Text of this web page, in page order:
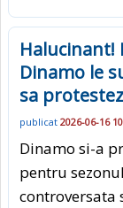
Halucinant!
Dinamo le
sa
publicat 2026-06-16
Dinamo si-a
pentru
controversata